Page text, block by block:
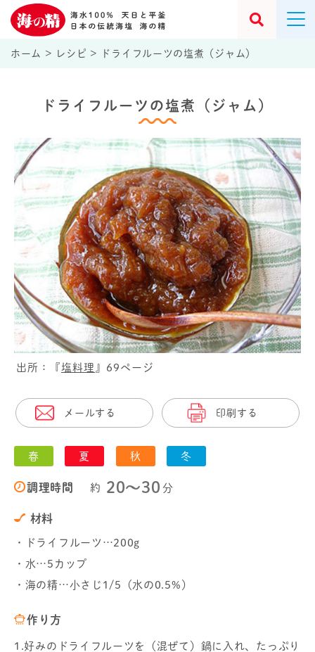
ホーム > レシピ > ドライフルーツの塩煮（ジャム）
ドライフルーツの塩煮（ジャム）
出所：『塩料理 』69ページ
メールする 印刷する
春 夏 秋 冬
調理時間 約 20〜30 分
材料
・ドライフルーツ…200g
・水…5カップ
・海の精…小さじ1/5（水の0.5%）
作り方
1.好みのドライフルーツを（混ぜて）鍋に入れ、たっぷり